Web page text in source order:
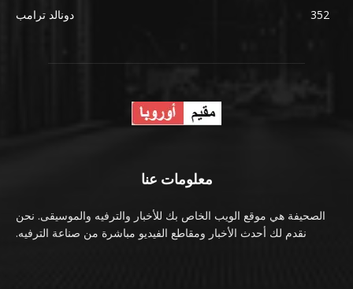
دونالد ترامب
352
معلومات عنا
الصحيفة هي موقع الويب الخاص بك للأخبار والترفيه والموسيقى. نحن
نقدم لك أحدث الأخبار ومقاطع الفيديو مباشرة من صناعة الترفيه.